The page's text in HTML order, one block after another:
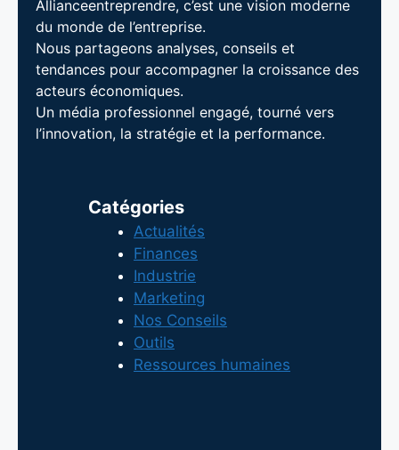
Allianceentreprendre, c’est une vision moderne
du monde de l’entreprise.
Nous partageons analyses, conseils et
tendances pour accompagner la croissance des
acteurs économiques.
Un média professionnel engagé, tourné vers
l’innovation, la stratégie et la performance.
Catégories
Actualités
Finances
Industrie
Marketing
Nos Conseils
Outils
Ressources humaines